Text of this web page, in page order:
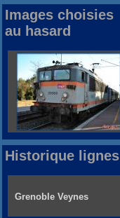
Images choisies
au hasard
Historique lignes
Grenoble Veynes